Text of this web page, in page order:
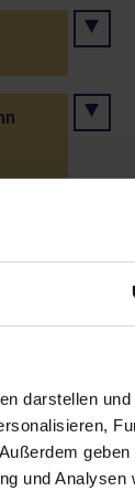
darstellen
und Analysen
(bis